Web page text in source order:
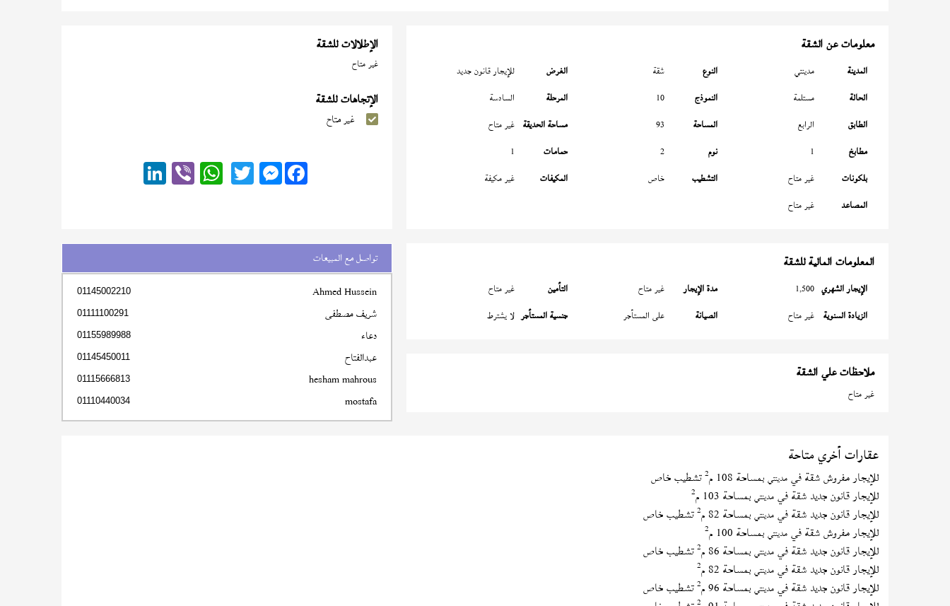
معلومات عن الشقة
المدينة مدينتي النوع شقة الغرض
للإيجار قانون جديد
الحالة
مستلمة النموذج 10 المرحلة
السادسة
الطابق
الرابع المساحة 93 مساحة الحديقة غير متاح
مطابخ
1 نوم 2 حمامات
1
بلكونات
غير متاح التشطيب خاص المكيفات
غير مكيفة
المصاعد
غير متاح
الإطلالات للشقة
غير متاح
الإتجاهات للشقة
غير متاح
Messenger
المعلومات المالية للشقة
الإيجار الشهري 1,500 مدة الإيجار غير متاح التأمين
غير متاح
الزيادة السنوية غير متاح الصيانة على المستأجر جنسية المستأجر لا يشترط
ملاحظات علي الشقة
غير متاح
تواصل مع المبيعات
Ahmed Hussein
01145002210
شريف مصطفى 01111100291
دعاء 01155989988
عبدالفتاح 01145450011
hesham mahrous
01115666813
mostafa
01110440034
عقارات أخري متاحة
للإيجار مفروش شقة في مدينتي بمساحة 108 م 2تشطيب خاص
للإيجار قانون جديد شقة في مدينتي بمساحة 103 م 2
للإيجار قانون جديد شقة في مدينتي بمساحة 82 م 2تشطيب خاص
للإيجار مفروش شقة في مدينتي بمساحة 100 م 2
للإيجار قانون جديد شقة في مدينتي بمساحة 86 م 2تشطيب خاص
للإيجار قانون جديد شقة في مدينتي بمساحة 82 م 2
للإيجار قانون جديد شقة في مدينتي بمساحة 96 م 2تشطيب خاص
2